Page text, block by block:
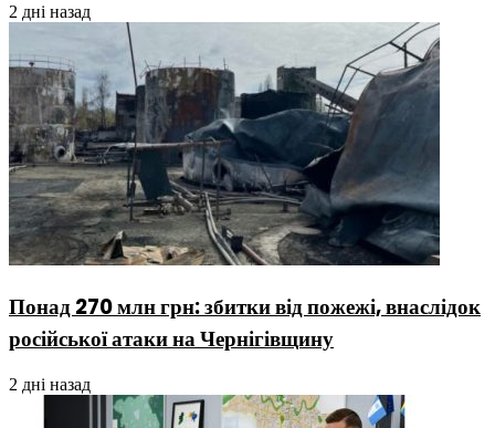
2 дні назад
Понад 270 млн грн: збитки від пожежі, внаслідок
російської атаки на Чернігівщину
2 дні назад